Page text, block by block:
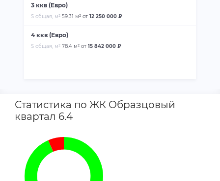
3 ккв (Евро)
S общая, м² 59.31 м² от 12 250 000 ₽
4 ккв (Евро)
S общая, м² 78.4 м² от 15 842 000 ₽
Статистика по ЖК Образцовый
квартал 6.4